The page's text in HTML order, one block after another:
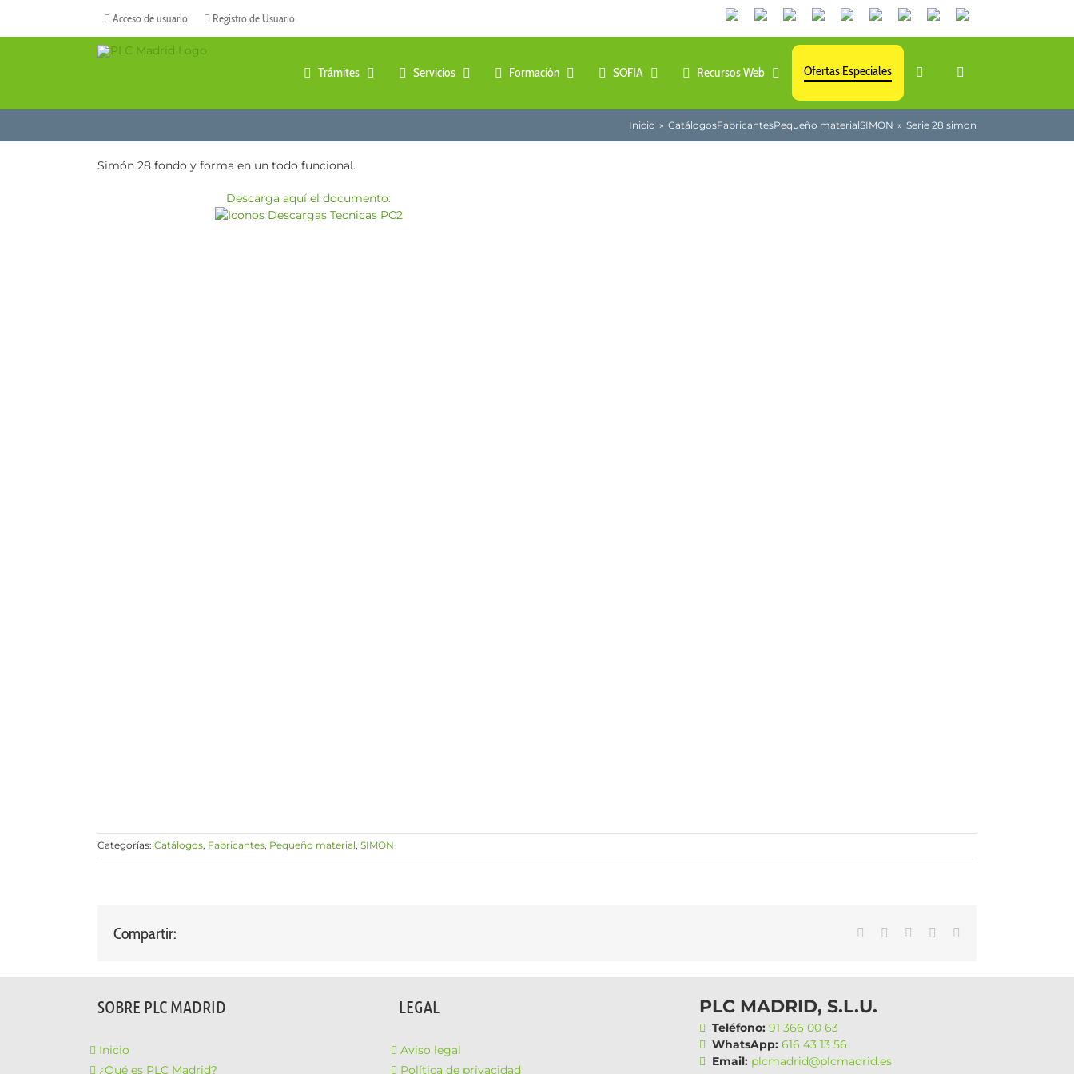
contenido
Acceso de usuario Registro de Usuario
Canales
de
LinkedinYoutubeTiktokFacebookInstagram
X TwitchContacto
Trámites Servicios Formación SOFIA Recursos Web Ofertas Especiales
Inicio CatálogosFabricantesPequeño materialSIMON Serie 28 simon
Simón 28 fondo y forma en un todo funcional.
Descarga aquí el documento:
Categorías: Catálogos, Fabricantes, Pequeño material, SIMON
Compartir: WhatsAppLinkedInFacebook
SOBRE PLC MADRID
Inicio
¿Qué es PLC Madrid?
LEGAL
Aviso legal
Política de privacidad
PLC MADRID, S.L.U.
Teléfono:91 366 00 63
WhatsApp:616 43 13 56
Email: plcmadrid@plcmadrid.es